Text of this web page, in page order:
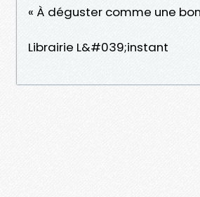
« À déguster comme une
Librairie L&#039;instant